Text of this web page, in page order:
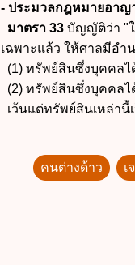
- ประมวลกฎหมายอาญ
มาตรา 33 บัญญัติว่า "
เฉพาะแล้ว ให้ศาลมีอำ
(1) ทรัพย์สินซึ่งบุคคลไ
(2) ทรัพย์สินซึ่งบุคคล
เว้นแต่ทรัพย์สินเหล่า
คนต่างด้าว เ